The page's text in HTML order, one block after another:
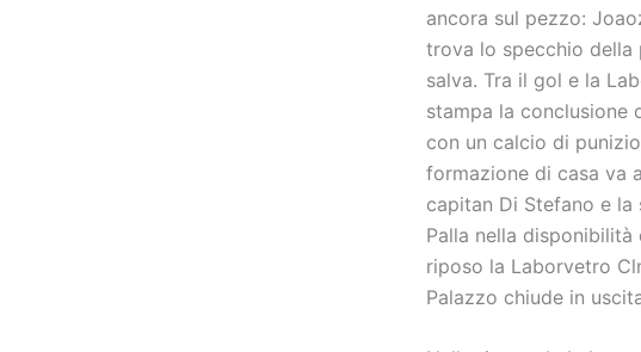
ancora sul pezzo:
trova lo specchio della
salva. Tra il gol e la
stampa la conclusione
con un calcio di
formazione di casa va
capitan Di Stefano e
Palla nella
riposo la Laborvetro
Palazzo chiude in